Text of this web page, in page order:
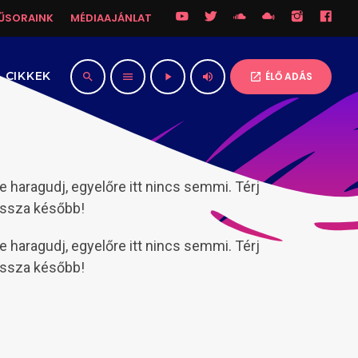
MÉDIAAJÁNLAT
CIKKEK search menu play_arrow volume_up open_in_new ÉLŐ ADÁS
haragudj, egyelőre itt nincs semmi. Térj
később!
haragudj, egyelőre itt nincs semmi. Térj
később!